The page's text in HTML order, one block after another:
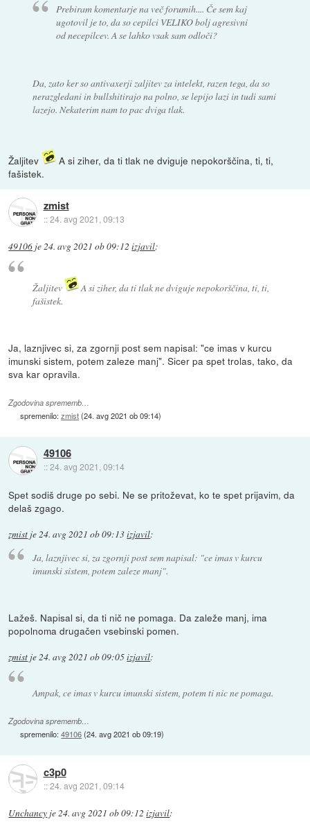
Prebiram komentarje na več forumih.... Če sem kaj
ugotovil je to, da so cepilci VELIKO bolj agresivni
od necepilcev. A se lahko vsak sam odloči?
Da, zato ker so antivaxerji zaljitev za intelekt, razen tega, da so
nerazgledani in bullshitirajo na polno, se lepijo lazi in tudi sami
lazejo. Nekaterim nam to pac dviga tlak.
Žaljitev
A si ziher, da ti tlak ne dviguje nepokorščina, ti, ti,
fašistek.
zmist
::24. avg 2021, 09:13
49106 je24. avg 2021 ob 09:12 izjavil:
Žaljitev
A si ziher, da ti tlak ne dviguje nepokorščina, ti, ti,
fašistek.
Ja, laznjivec si, za zgornji post sem napisal: "ce imas v kurcu
imunski sistem, potem zaleze manj". Sicer pa spet trolas, tako, da
sva kar opravila.
Zgodovina sprememb…
spremenilo:zmist(24. avg 2021 ob 09:14)
49106
::24. avg 2021, 09:14
Spet sodiš druge po sebi. Ne se pritoževat, ko te spet prijavim, da
delaš zgago.
zmist je24. avg 2021 ob 09:13izjavil:
Ja, laznjivec si, za zgornji post sem napisal: "ce imas v kurcu
imunski sistem, potem zaleze manj".
Lažeš. Napisal si, da ti nič ne pomaga. Da zaleže manj, ima
popolnoma drugačen vsebinski pomen.
zmist je 24. avg 2021 ob 09:05izjavil:
Ampak, ce imas v kurcu imunski sistem, potem ti nic ne pomaga.
Zgodovina sprememb…
spremenilo:49106(24. avg 2021 ob 09:19)
c3p0
::24. avg 2021, 09:14
Unchancy je24. avg 2021 ob 09:12 izjavil: